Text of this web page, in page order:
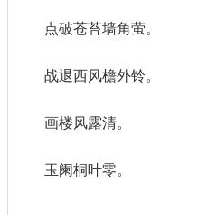
点破苍苔墙角萤。
战退西风檐外铃。
画楼风露清。
玉阑桐叶零。